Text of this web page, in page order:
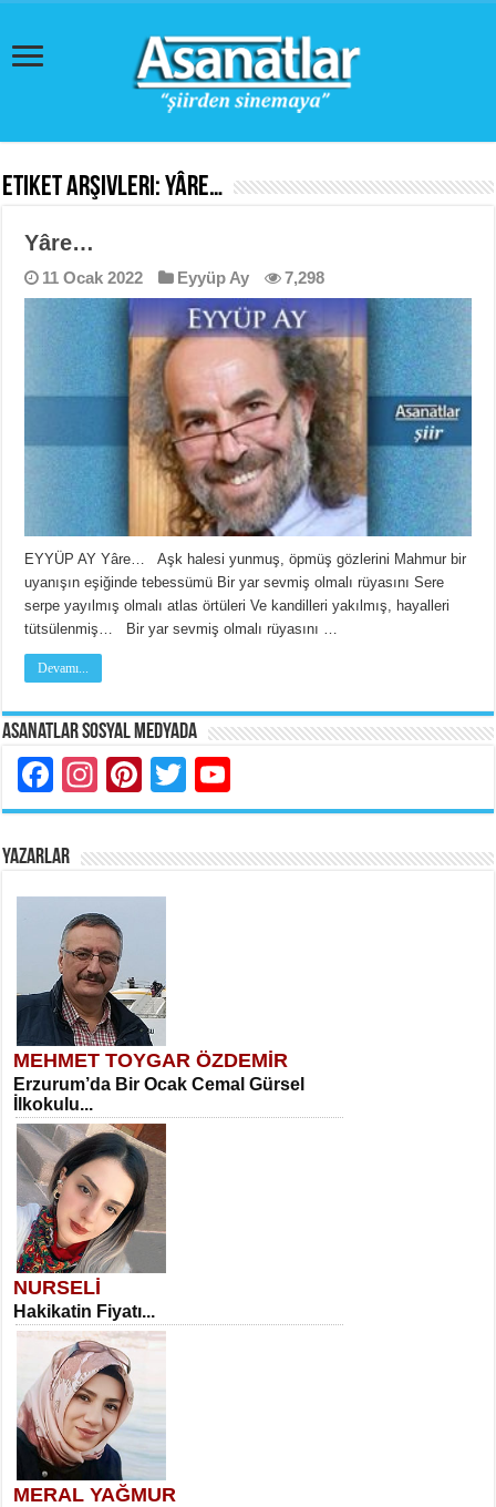
Etiket Arşivleri:Yâre…
Yâre…
11 Ocak 2022 Eyyüp Ay 7,298
EYYÜP AY Yâre… Aşk halesi yunmuş, öpmüş gözlerini Mahmur bir
uyanışın eşiğinde tebessümü Bir yar sevmiş olmalı rüyasını Sere
serpe yayılmış olmalı atlas örtüleri Ve kandilleri yakılmış, hayalleri
tütsülenmiş… Bir yar sevmiş olmalı rüyasını …
Devamı...
Asanatlar Sosyal Medyada
Facebook
Instagram
Pinterest
Twitter
YAZARLAR
MEHMET TOYGAR ÖZDEMİR
Erzurum’da Bir Ocak Cemal Gürsel
İlkokulu...
NURSELİ
Hakikatin Fiyatı...
MERAL YAĞMUR